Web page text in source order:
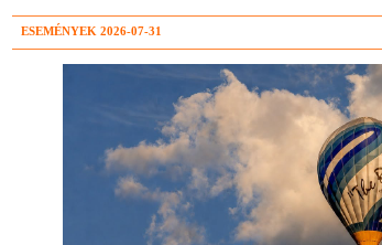
ESEMÉNYEK 2026-07-31